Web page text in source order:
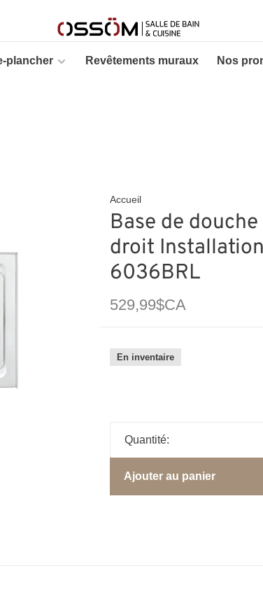
plancher Revêtements muraux Nos
Accueil
Base de
droit
6036BRL
529,99$CA
En inventaire
Quantité:
Ajouter au panier